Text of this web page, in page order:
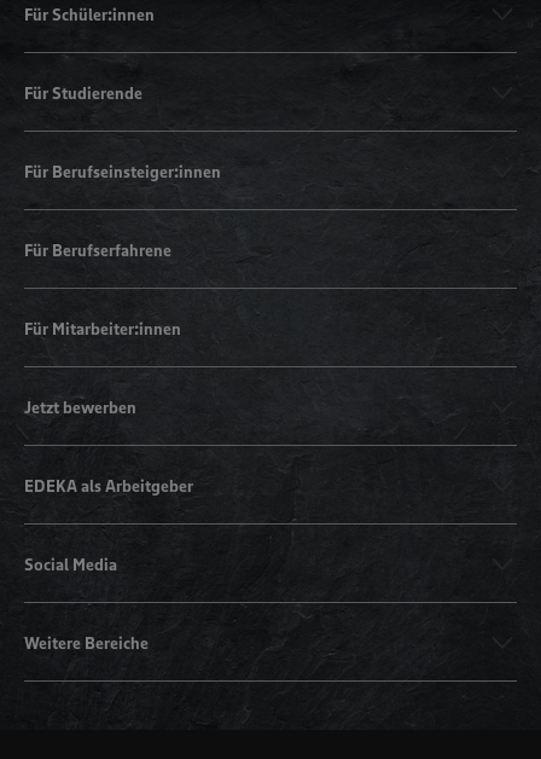
Für Schüler:innen
Für Studierende
Für Berufseinsteiger:innen
Für Berufserfahrene
Für Mitarbeiter:innen
Jetzt bewerben
EDEKA als Arbeitgeber
Social Media
Weitere Bereiche